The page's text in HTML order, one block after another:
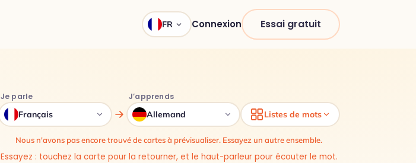
FR Connexion Essai gratuit
Je parle
Français
J’apprends
Allemand Listes de mots
Nous n'avons pas encore trouvé de cartes à prévisualiser. Essayez un autre ensemble.
Essayez : touchez la carte pour la retourner, et le haut-parleur pour écouter le mot.